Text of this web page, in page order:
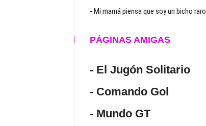
- Mi mamá piensa que soy un bicho raro
PÁGINAS AMIGAS
- El Jugón Solitario
- Comando Gol
- Mundo GT